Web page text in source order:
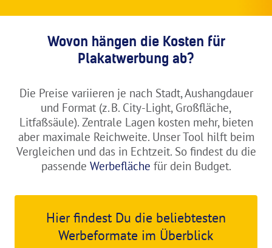
Wovon hängen die Kosten für
Plakatwerbung ab?
Die Preise variieren je nach Stadt, Aushangdauer
und Format (z. B. City-Light, Großfläche,
Litfaßsäule). Zentrale Lagen kosten mehr, bieten
aber maximale Reichweite. Unser Tool hilft beim
Vergleichen und das in Echtzeit. So findest du die
passende Werbefläche für dein Budget.
Hier findest Du die beliebtesten
Werbeformate im Überblick